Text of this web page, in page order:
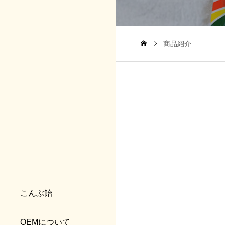
こんぶ飴
OEMについて
商品紹介